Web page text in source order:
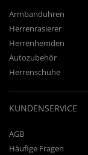
Armbanduhren
Herrenrasierer
Herrenhemden
Autozubehör
Herrenschuhe
KUNDENSERVICE
AGB
Häufige Fragen